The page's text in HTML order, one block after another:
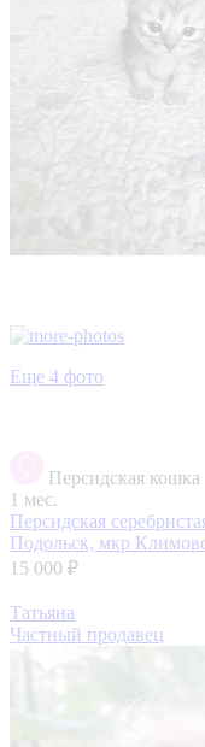
Еще 4 фото
Персидская кошка
1 мес.
Персидская
Подольск, мкр
15 000 ₽
Татьяна
Частный продавец